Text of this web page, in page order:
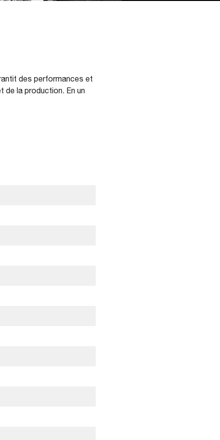
des performances et
de la production. En un